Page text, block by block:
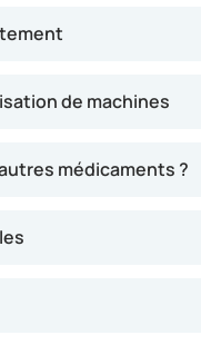
de machines
médicaments ?